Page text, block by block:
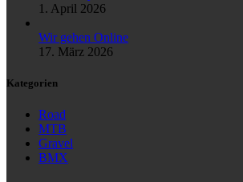
1. April 2026
Wir gehen Online
17. März 2026
Kategorien
Road
MTB
Gravel
BMX